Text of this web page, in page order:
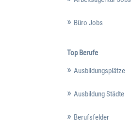
Büro Jobs
Top Berufe
Ausbildungsplätze
Ausbildung Städte
Berufsfelder